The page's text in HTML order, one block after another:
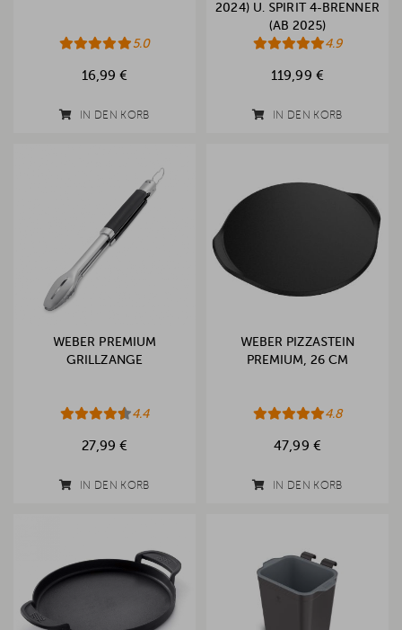
5.0
16,99 €
IN DEN KORB
2024) U. SPIRIT 4-BRENNER
(AB 2025)
4.9
119,99 €
IN DEN KORB
WEBER PREMIUM
GRILLZANGE
4.4
27,99 €
IN DEN KORB
WEBER PIZZASTEIN
PREMIUM, 26 CM
4.8
47,99 €
IN DEN KORB